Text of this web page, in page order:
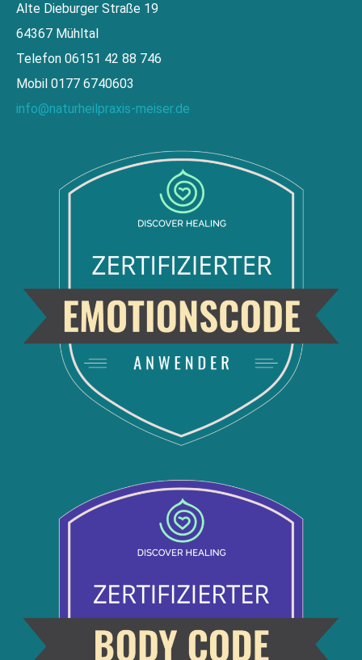
Alte Dieburger Straße 19
64367 Mühltal
Telefon 06151 42 88 746
Mobil 0177 6740603
info@naturheilpraxis-meiser.de